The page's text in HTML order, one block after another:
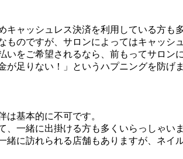
キャッシュレス決済を利用している方も
ものですが、サロンによってはキャッシ
いをご希望されるなら、前もってサロン
が足りない！」というハプニングを防げま
は基本的に不可です。
、一緒に出掛ける方も多くいらっしゃいま
緒に訪れられる店舗もありますが、ネ